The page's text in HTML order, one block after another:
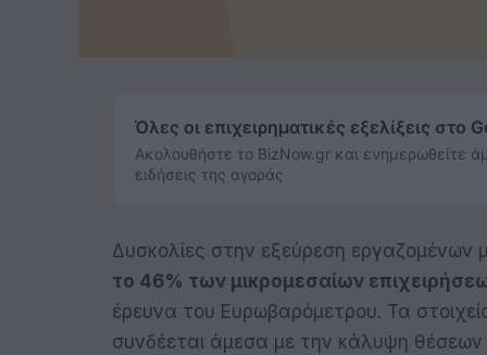
Όλες οι επιχειρηματικές εξελίξεις στο
Ακολουθήστε το BizNow.gr και ενημερωθείτε
ειδήσεις της αγοράς
Δυσκολίες στην εξεύρεση εργαζομένων
το 46% των μικρομεσαίων
έρευνα του Ευρωβαρόμετρου. Τα
συνδέεται άμεσα με την κάλυψη